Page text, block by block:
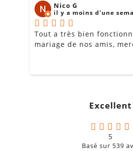
Nico G
il y a moins d'une
Tout a très bien
mariage de nos amis,
Excellent
5
Basé sur 539